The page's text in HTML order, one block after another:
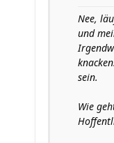
Nee,
und
sein.
Wie